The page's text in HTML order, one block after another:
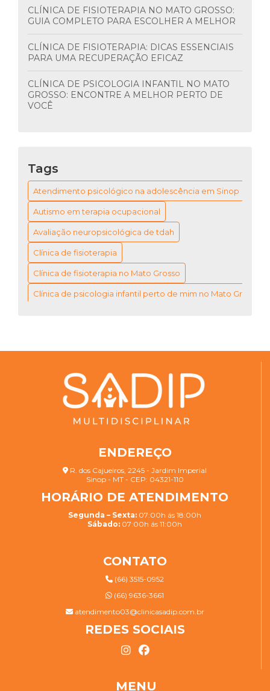
CLÍNICA DE FISIOTERAPIA NO MATO GROSSO:
GUIA COMPLETO PARA ESCOLHER A MELHOR
CLÍNICA DE FISIOTERAPIA: DICAS ESSENCIAIS
PARA UMA RECUPERAÇÃO EFICAZ
CLÍNICA DE PSICOLOGIA INFANTIL NO MATO
GROSSO: ENCONTRE A MELHOR PERTO DE
VOCÊ
CLÍNICA MULTIDISCIPLINAR TEA: GUIA
COMPLETO PARA ENTENDER O ATENDIMENTO
ESPECIALIZADO
GUIA COMPLETO DA AVALIAÇÃO
NEUROPSICOLÓGICA PARA TDAH: ENTENDA O
PROCESSO
GUIA COMPLETO PARA ESCOLHER A CLÍNICA
DE FISIOTERAPIA IDEAL NO MATO GROSSO
TERAPIA OCUPACIONAL NO AUTISMO: GUIA
ESSENCIAL PARA FAMÍLIAS
ESSENCIAIS PARA PAIS ORIENTADOS
Tags
Atendimento psicológico na adolescência em Sinop
Autismo em terapia ocupacional
Avaliação neuropsicológica de tdah
Clínica de fisioterapia
Clínica de fisioterapia no Mato Grosso
Clínica de psicologia infantil perto de mim no Mato Grosso
ENDEREÇO
R. dos Cajueiros, 2245 - Jardim Imperial
Sinop - MT - CEP: 04321-110
HORÁRIO DE ATENDIMENTO
Segunda – Sexta: 07:00h ás 18:00h
Sábado: 07:00h ás 11:00h
CONTATO
(66) 3515-0952
(66) 9636-3661
atendimento03@clinicasadip.com.br
REDES SOCIAIS
MENU